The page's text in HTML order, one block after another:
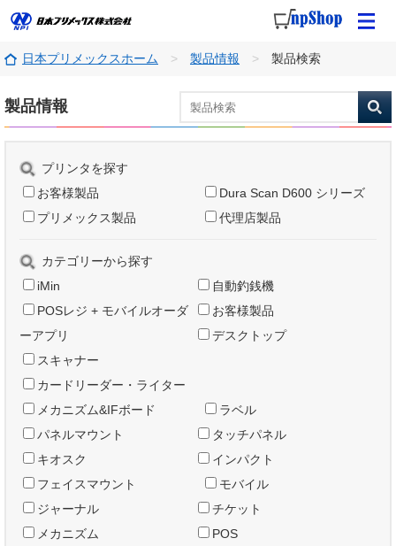
日本プリメックスホーム 製品情報 製品検索
製品情報
プリンタを探す
お客様製品
Dura Scan D600 シリーズ
プリメックス製品
代理店製品
カテゴリーから探す
iMin
自動釣銭機
POSレジ + モバイルオーダ
ーアプリ
お客様製品
デスクトップ
スキャナー
カードリーダー・ライター
メカニズム&IFボード
ラベル
パネルマウント
タッチパネル
キオスク
インパクト
フェイスマウント
モバイル
ジャーナル
チケット
メカニズム
POS